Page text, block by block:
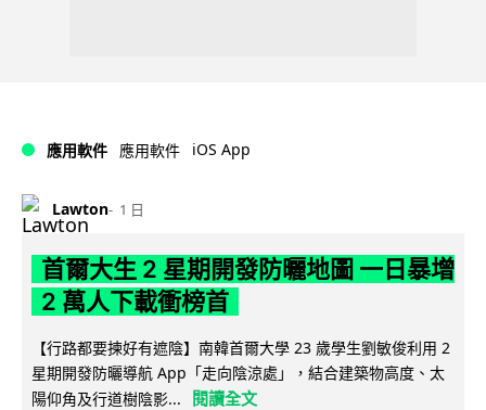
應用軟件 應用軟件 iOS App
Lawton 1 日
首爾大生 2 星期開發防曬地圖 一日暴增
2 萬人下載衝榜首
【行路都要揀好有遮陰】南韓首爾大學 23 歲學生劉敏俊利用 2
星期開發防曬導航 App「走向陰涼處」，結合建築物高度、太
陽仰角及行道樹陰影...
閱讀全文